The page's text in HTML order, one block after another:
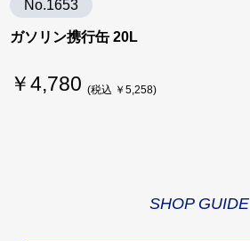
No.1653
ガソリン携行缶 20L
￥4,780 (税込 ￥5,258)
SHOP GUIDE